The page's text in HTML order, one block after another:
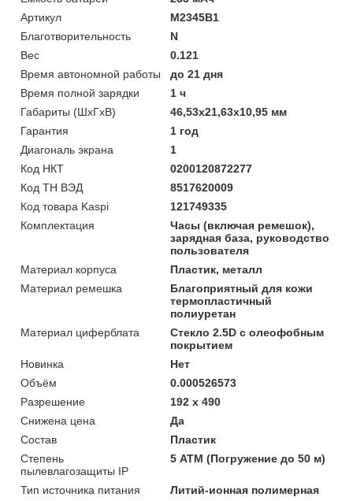
Артикул
M2345B1
Благотворительность
N
Вес
0.121
Время автономной работы
до 21 дня
Время полной зарядки
1 ч
Габариты (ШхГхВ)
46,53х21,63х10,95 мм
Гарантия
1 год
Диагональ экрана
1
Код НКТ
0200120872277
Код ТН ВЭД
8517620009
Код товара Kaspi
121749335
Комплектация
Часы (включая ремешок),
зарядная база, руководство
пользователя
Материал корпуса
Пластик, металл
Материал ремешка
Благоприятный для кожи
термопластичный
полиуретан
Материал циферблата
Стекло 2.5D с олеофобным
покрытием
Новинка
Нет
Объём
0.000526573
Разрешение
192 x 490
Снижена цена
Да
Состав
Пластик
Степень
пылевлагозащиты IP
5 АТМ (Погружение до 50 м)
Тип источника питания
Литий-ионная полимерная